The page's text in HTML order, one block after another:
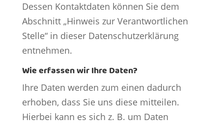
Dessen Kontaktdaten können Sie dem
Abschnitt „Hinweis zur Verantwortlichen
Stelle“ in dieser Datenschutzerklärung
entnehmen.
Wie erfassen wir Ihre Daten?
Ihre Daten werden zum einen dadurch
erhoben, dass Sie uns diese mitteilen.
Hierbei kann es sich z. B. um Daten